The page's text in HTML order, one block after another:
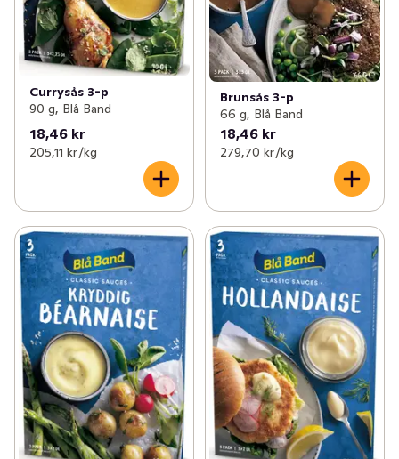
Currysås 3-p
90 g, Blå Band
18,46 kr
205,11 kr /kg
Brunsås 3-p
66 g, Blå Band
18,46 kr
279,70 kr /kg